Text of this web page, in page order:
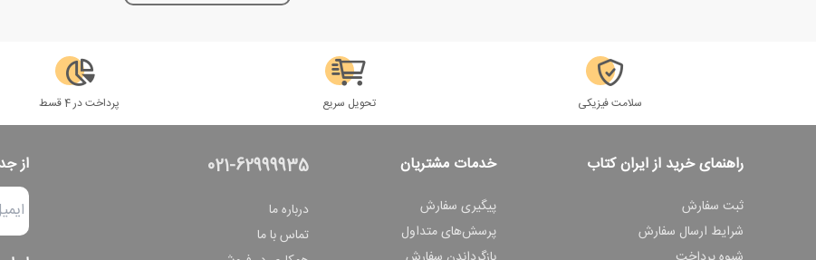
سلامت فیزیکی تحویل سریع پرداخت در 4 قسط
راهنمای خرید از ایران کتاب
ثبت سفارش
شرایط ارسال سفارش
خدمات مشتریان
پیگیری سفارش
پرسش‌های متداول
021-62999935
درباره ما
تماس با ما
از